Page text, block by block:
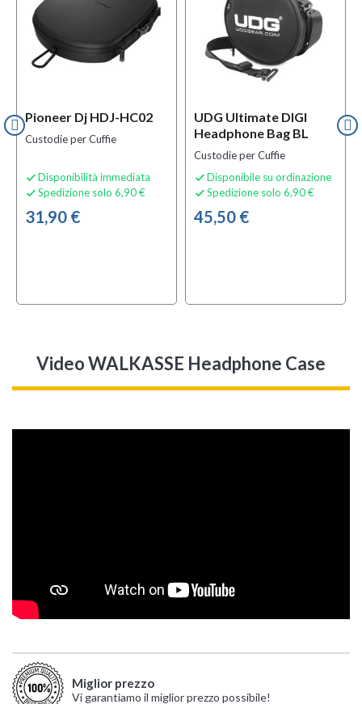
Pioneer Dj HDJ-HC02
Custodie per Cuffie
 Disponibilità immediata
 Spedizione solo 6,90 €
31,90 €
UDG Ultimate DIGI
Headphone Bag BL
Custodie per Cuffie
 Disponibile su ordinazione
 Spedizione solo 6,90 €
45,50 €
Video WALKASSE Headphone Case
Miglior prezzo
Vi garantiamo il miglior prezzo possibile!